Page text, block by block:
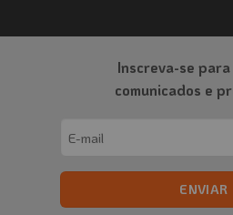
Inscreva-se
comunicados e